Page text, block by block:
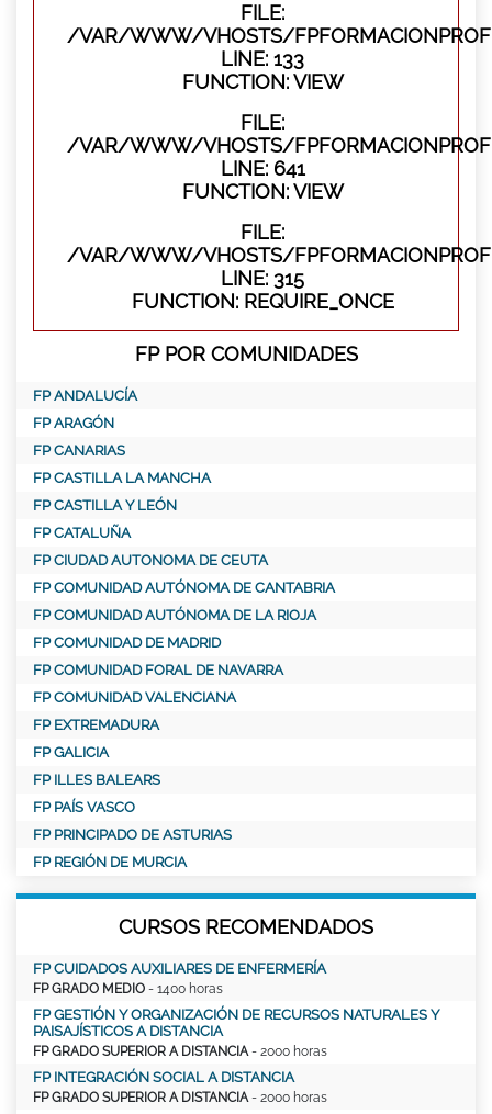
FILE:
/VAR/WWW/VHOSTS/
LINE: 133
FUNCTION: VIEW
FILE:
/VAR/WWW/VHOSTS/
LINE: 641
FUNCTION: VIEW
FILE:
/VAR/WWW/VHOSTS/
LINE: 315
FUNCTION: REQUIRE_ONCE
FP POR COMUNIDADES
FP ANDALUCÍA
FP ARAGÓN
FP CANARIAS
FP CASTILLA LA MANCHA
FP CASTILLA Y LEÓN
FP CATALUÑA
FP CIUDAD AUTONOMA DE CEUTA
FP COMUNIDAD AUTÓNOMA DE CANTABRIA
FP COMUNIDAD AUTÓNOMA DE LA RIOJA
FP COMUNIDAD DE MADRID
FP COMUNIDAD FORAL DE NAVARRA
FP COMUNIDAD VALENCIANA
FP EXTREMADURA
FP GALICIA
FP ILLES BALEARS
FP PAÍS VASCO
FP PRINCIPADO DE ASTURIAS
FP REGIÓN DE MURCIA
CURSOS RECOMENDADOS
FP CUIDADOS AUXILIARES DE ENFERMERÍA
FP GRADO MEDIO - 1400 horas
FP GESTIÓN Y ORGANIZACIÓN DE RECURSOS NATURALES Y
PAISAJÍSTICOS A DISTANCIA
FP GRADO SUPERIOR A DISTANCIA- 2000 horas
FP INTEGRACIÓN SOCIAL A DISTANCIA
FP GRADO SUPERIOR A DISTANCIA- 2000 horas